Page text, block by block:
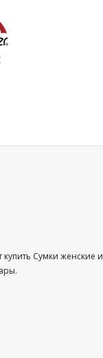
Сумки женские и